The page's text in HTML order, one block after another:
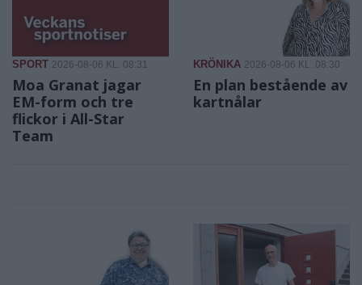
SPORT 2026-08-06 KL. 08:31
Moa Granat jagar
EM-form och tre
flickor i All-Star
Team
KRÖNIKA 2026-08-06 KL. 08:30
En plan bestående av
kartnålar